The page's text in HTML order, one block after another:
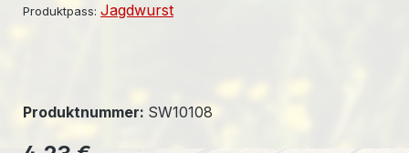
Produktpass: Jagdwurst
Produktnummer: SW10108
Regulärer Preis: